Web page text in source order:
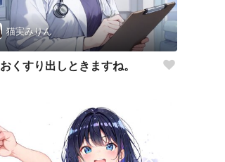
猫実みりん
おくすり出しときますね。